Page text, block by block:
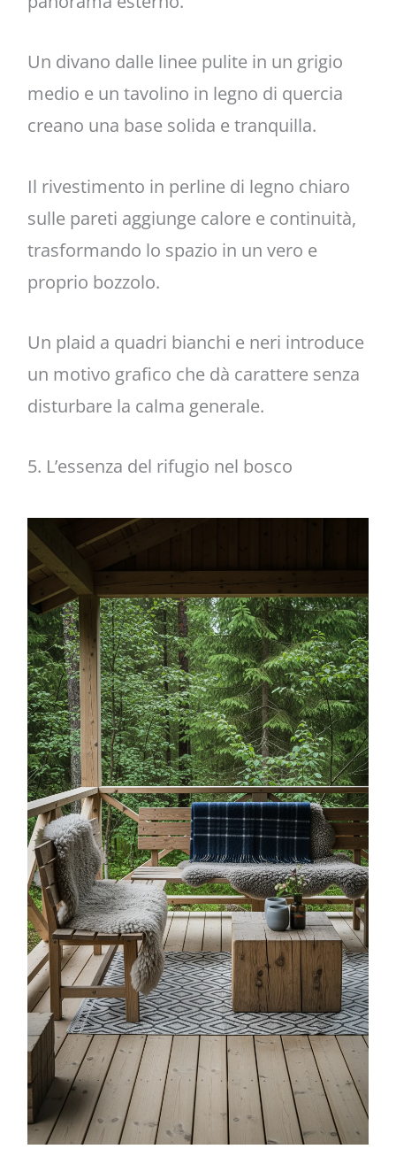
Un divano dalle linee pulite in un grigio
medio e un tavolino in legno di quercia
creano una base solida e tranquilla.
Il rivestimento in perline di legno chiaro
sulle pareti aggiunge calore e continuità,
trasformando lo spazio in un vero e
proprio bozzolo.
Un plaid a quadri bianchi e neri introduce
un motivo grafico che dà carattere senza
disturbare la calma generale.
5. L’essenza del rifugio nel bosco